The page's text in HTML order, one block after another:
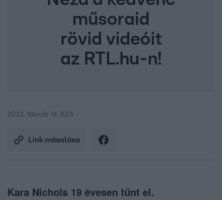
műsoraid
rövid videóit
az RTL.hu-n!
2022. február 14. 9:25
Link másolása
Kara Nichols 19 évesen tűnt el.